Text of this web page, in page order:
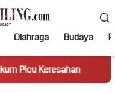
Olahraga Budaya
Truk Miring